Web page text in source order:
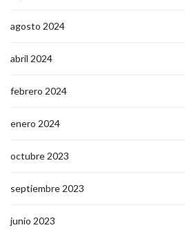
agosto 2024
abril 2024
febrero 2024
enero 2024
octubre 2023
septiembre 2023
junio 2023